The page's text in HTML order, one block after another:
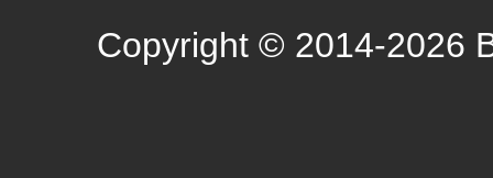
Copyright © 2014-2026